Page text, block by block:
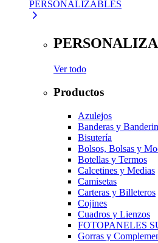
PERSONALIZABLES
Ver todo
Productos
Azulejos
Banderas y
Bisutería
Bolsos, Bolsas y
Botellas y Termos
Calcetines y Medias
Camisetas
Carteras y Billeteros
Cojines
Cuadros y Lienzos
FOTOPANELES
Gorras y